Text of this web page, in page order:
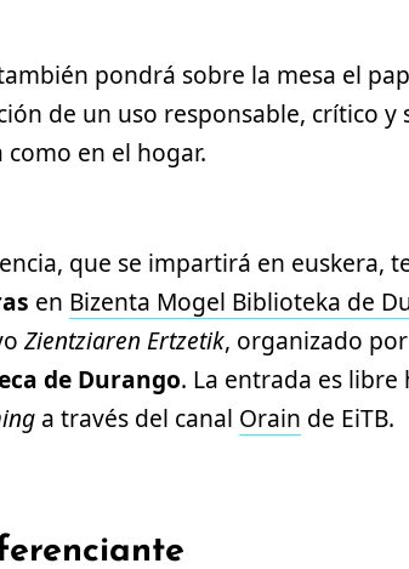
pondrá sobre la mesa el
de un uso responsable, crítico
como en el hogar.
que se impartirá en euskera,
en Bizenta Mogel Biblioteka de
Zientziaren Ertzetik, organizado
de Durango. La entrada es
a través del canal Orain de EiTB.